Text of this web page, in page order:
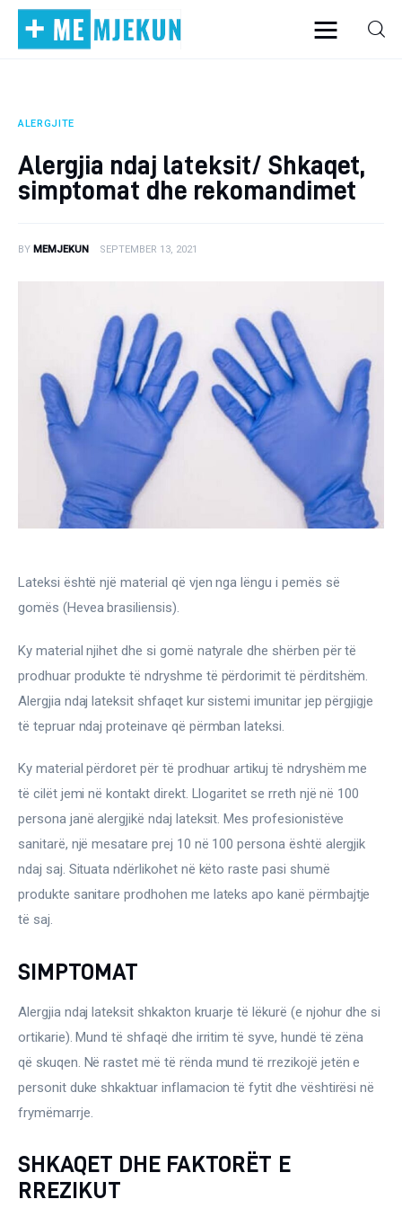
Alergjite
Endokrinologji
Gastroeneterologji
Gjinekologji/ Andrologji
Hematologji
Intervista
Mirëqenie
Okulistike
Onkologji
ORL
Ortopedi dhe Fizioterapi
Pneumologji
Psikologji
COVID-19
Risite shkencore dhe mjekesore per COVID-19
Semundjet e zemres
ALERGJITE
Alergjia ndaj lateksit/ Shkaqet,
simptomat dhe rekomandimet
BY MEMJEKUN SEPTEMBER 13, 2021
Lateksi është një material që vjen nga lëngu i pemës së
gomës (Hevea brasiliensis).
Ky material njihet dhe si gomë natyrale dhe shërben për të
prodhuar produkte të ndryshme të përdorimit të përditshëm.
Alergjia ndaj lateksit shfaqet kur sistemi imunitar jep përgjigje
të tepruar ndaj proteinave që përmban lateksi.
Ky material përdoret për të prodhuar artikuj të ndryshëm me
të cilët jemi në kontakt direkt. Llogaritet se rreth një në 100
persona janë alergjikë ndaj lateksit. Mes profesionistëve
sanitarë, një mesatare prej 10 në 100 persona është alergjik
ndaj saj. Situata ndërlikohet në këto raste pasi shumë
produkte sanitare prodhohen me lateks apo kanë përmbajtje
të saj.
SIMPTOMAT
Alergjia ndaj lateksit shkakton kruarje të lëkurë (e njohur dhe si
ortikarie). Mund të shfaqë dhe irritim të syve, hundë të zëna
që skuqen. Në rastet më të rënda mund të rrezikojë jetën e
personit duke shkaktuar inflamacion të fytit dhe vështirësi në
frymëmarrje.
SHKAQET DHE FAKTORËT E
RREZIKUT